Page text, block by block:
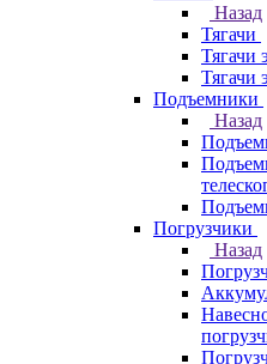
Назад
Тягачи
Тягачи
Тягачи
Подъемники
Назад
Погрузчики
Назад